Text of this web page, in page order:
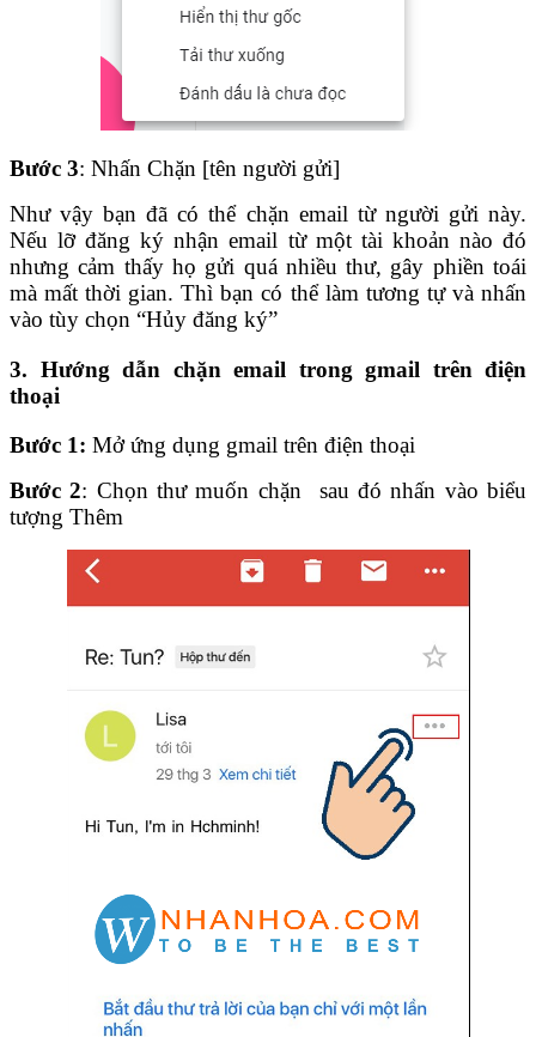
Bước 3: Nhấn Chặn [tên người gửi]
Như vậy bạn đã có thể chặn email từ người gửi này.
Nếu lỡ đăng ký nhận email từ một tài khoản nào đó
nhưng cảm thấy họ gửi quá nhiều thư, gây phiền toái
mà mất thời gian. Thì bạn có thể làm tương tự và nhấn
vào tùy chọn “Hủy đăng ký”
3. Hướng dẫn chặn email trong gmail trên điện
thoại
Bước 1: Mở ứng dụng gmail trên điện thoại
Bước 2: Chọn thư muốn chặn sau đó nhấn vào biểu
tượng Thêm